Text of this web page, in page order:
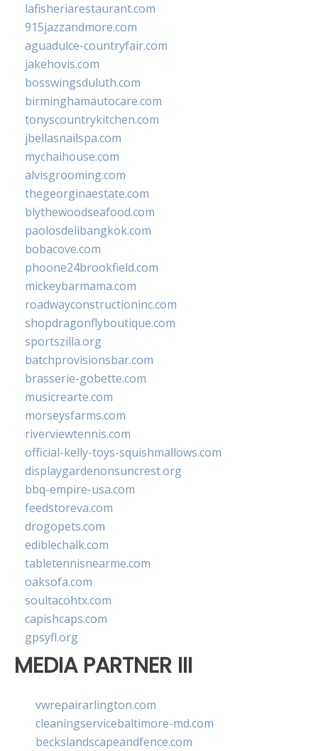
lafisheriarestaurant.com
915jazzandmore.com
aguadulce-countryfair.com
jakehovis.com
bosswingsduluth.com
birminghamautocare.com
tonyscountrykitchen.com
jbellasnailspa.com
mychaihouse.com
alvisgrooming.com
thegeorginaestate.com
blythewoodseafood.com
paolosdelibangkok.com
bobacove.com
phoone24brookfield.com
mickeybarmama.com
roadwayconstructioninc.com
shopdragonflyboutique.com
sportszilla.org
batchprovisionsbar.com
brasserie-gobette.com
musicrearte.com
morseysfarms.com
riverviewtennis.com
official-kelly-toys-squishmallows.com
displaygardenonsuncrest.org
bbq-empire-usa.com
feedstoreva.com
drogopets.com
ediblechalk.com
tabletennisnearme.com
oaksofa.com
soultacohtx.com
capishcaps.com
gpsyfl.org
MEDIA PARTNER III
vwrepairarlington.com
cleaningservicebaltimore-md.com
beckslandscapeandfence.com